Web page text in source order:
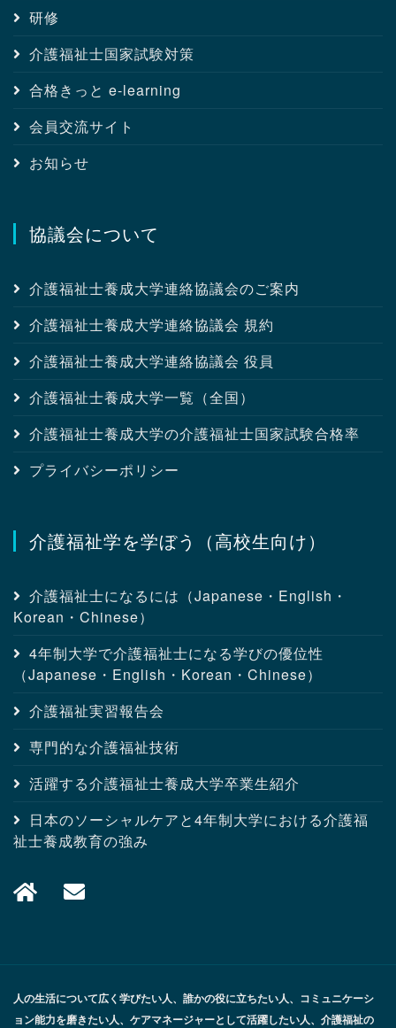
研修
介護福祉士国家試験対策
合格きっと e-learning
会員交流サイト
お知らせ
協議会について
介護福祉士養成大学連絡協議会のご案内
介護福祉士養成大学連絡協議会 規約
介護福祉士養成大学連絡協議会 役員
介護福祉士養成大学一覧（全国）
介護福祉士養成大学の介護福祉士国家試験合格率
プライバシーポリシー
介護福祉学を学ぼう（高校生向け）
介護福祉士になるには（Japanese・English・
Korean・Chinese）
4年制大学で介護福祉士になる学びの優位性
（Japanese・English・Korean・Chinese）
介護福祉実習報告会
専門的な介護福祉技術
活躍する介護福祉士養成大学卒業生紹介
日本のソーシャルケアと4年制大学における介護福
祉士養成教育の強み
人の生活について広く学びたい人、誰かの役に立ちたい人、コミュニケーシ
ョン能力を磨きたい人、ケアマネージャーとして活躍したい人、介護福祉の